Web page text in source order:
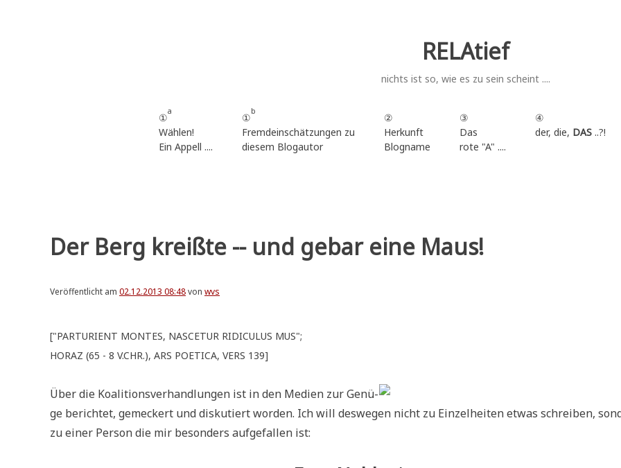
RELAtief
nichts ist so, wie es zu sein scheint ....
①
a
Wählen!
Ein Appell ....
①
b
Fremdeinschätzungen zu
diesem Blogautor
②
Herkunft
Blogname
③
Das
rote "A" ....
④
der, die, DAS..?!
Der Berg kreißte -- und gebar eine Maus!
Veröffentlicht am 02.12.2013 08:48von wvs
["PAR­TU­RI­ENT MON­TES, NAS­CE­TUR RIDI­CU­LUS MUS";
HORAZ (65 - 8 V.CHR.), ARS POE­TI­CA, VERS 139]
Über die Koali­ti­ons­ver­hand­lun­gen ist in den Medi­en zur Genü­
ge berich­tet, gemeckert und dis­ku­tiert wor­den. Ich will des­we­gen nicht zu Ein­zel­hei­ten etwas schrei­ben,
zu einer Per­son die mir beson­ders auf­ge­fal­len ist: